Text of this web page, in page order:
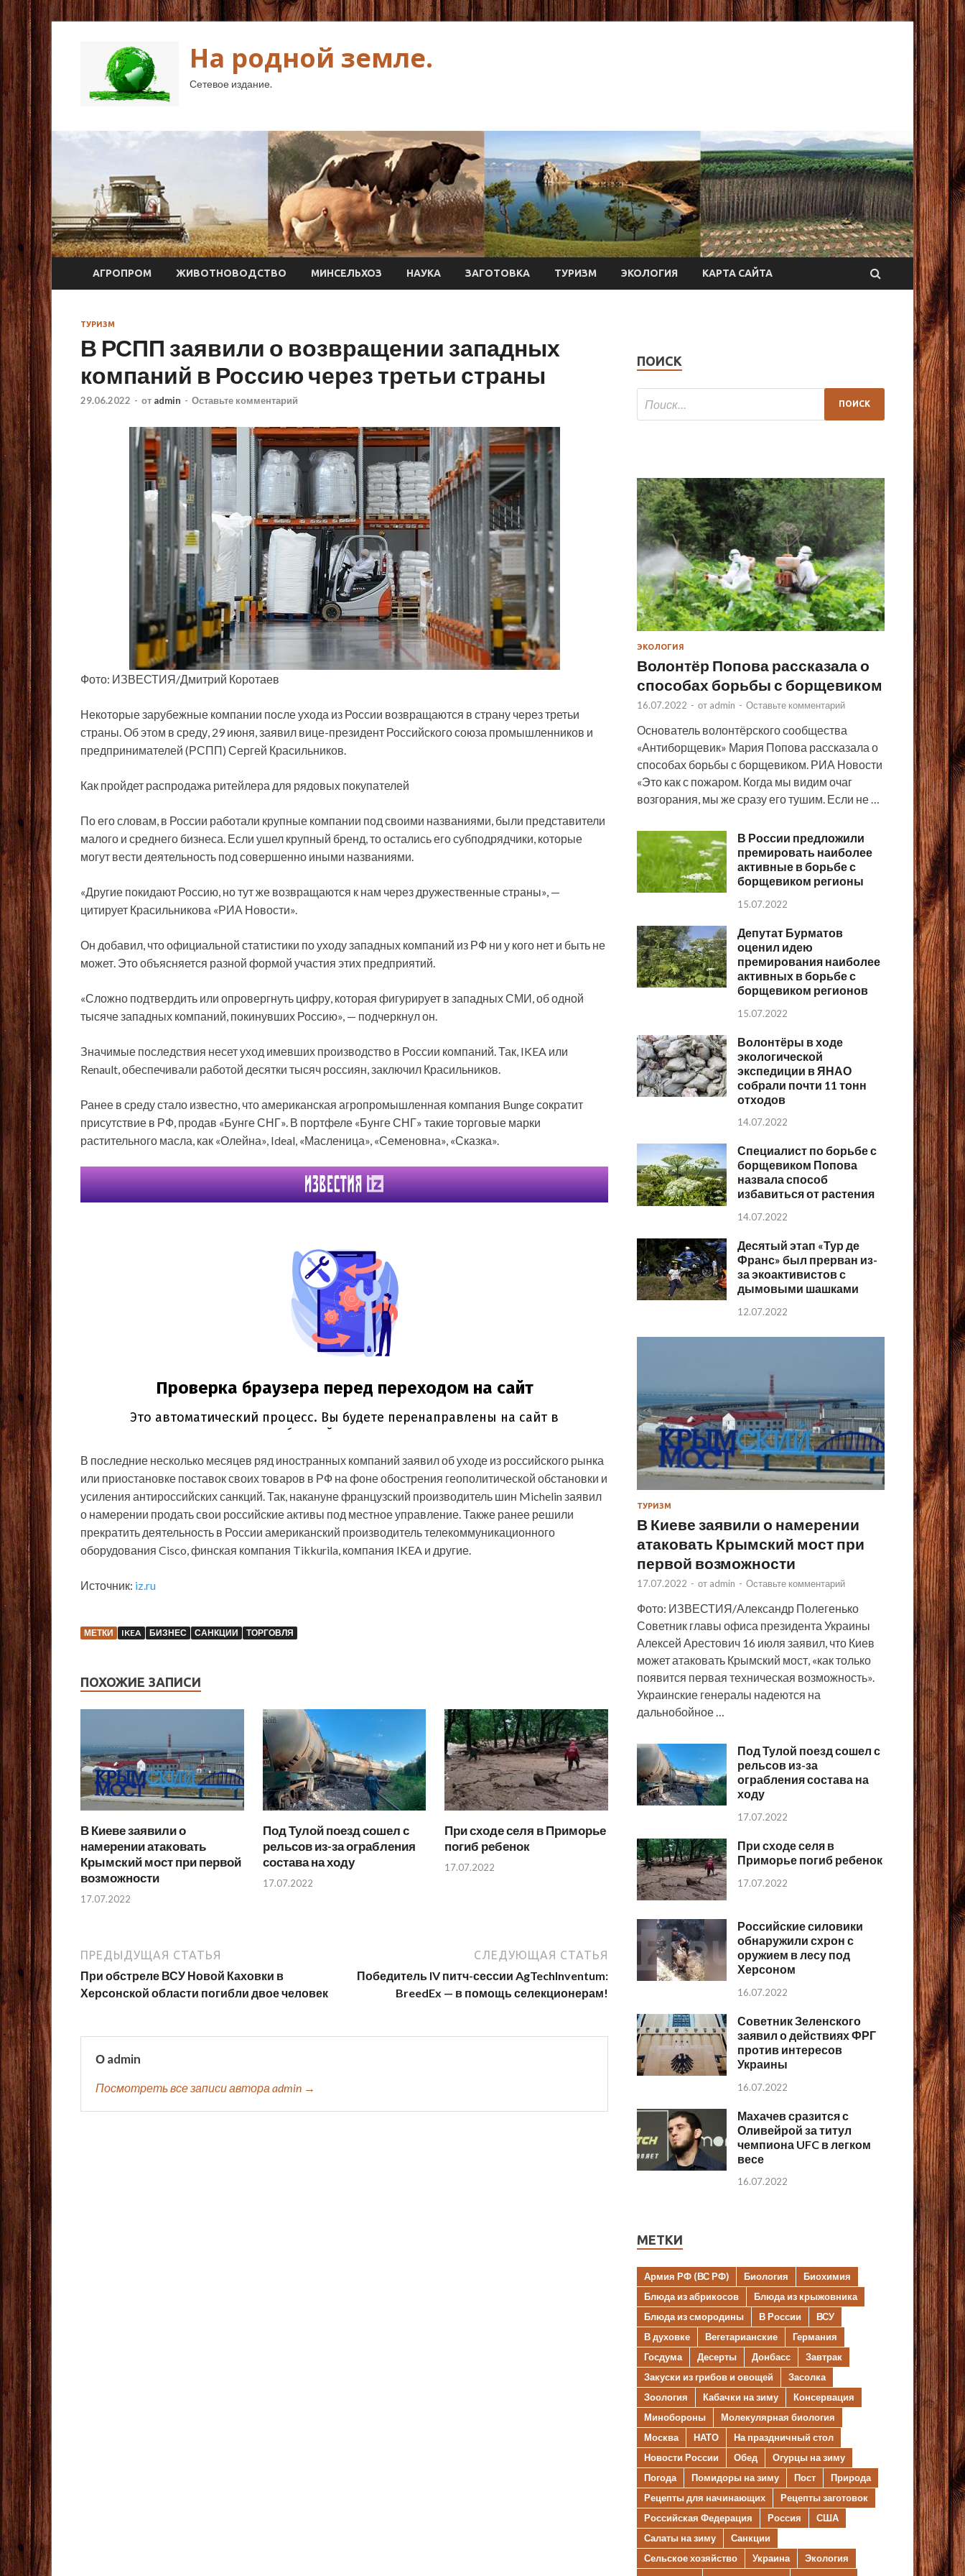
На родной земле.
Сетевое издание.
АГРОПРОМ ЖИВОТНОВОДСТВО МИНСЕЛЬХОЗ НАУКА ЗАГОТОВКА ТУРИЗМ ЭКОЛОГИЯ КАРТА САЙТА
ТУРИЗМ
В РСПП заявили о возвращении западных
компаний в Россию через третьи страны
29.06.2022 - от admin - Оставьте комментарий
Фото: ИЗВЕСТИЯ/Дмитрий Коротаев
Некоторые зарубежные компании после ухода из России возвращаются в страну через третьи
страны. Об этом в среду, 29 июня, заявил вице-президент Российского союза промышленников и
предпринимателей (РСПП) Сергей Красильников.
Как пройдет распродажа ритейлера для рядовых покупателей
По его словам, в России работали крупные компании под своими названиями, были представители
малого и среднего бизнеса. Если ушел крупный бренд, то остались его субподрядчики, которые
могут вести деятельность под совершенно иными названиями.
«Другие покидают Россию, но тут же возвращаются к нам через дружественные страны», —
цитирует Красильникова «РИА Новости».
Он добавил, что официальной статистики по уходу западных компаний из РФ ни у кого нет и быть не
может. Это объясняется разной формой участия этих предприятий.
«Сложно подтвердить или опровергнуть цифру, которая фигурирует в западных СМИ, об одной
тысяче западных компаний, покинувших Россию», — подчеркнул он.
Значимые последствия несет уход имевших производство в России компаний. Так, IKEA или
Renault, обеспечивали работой десятки тысяч россиян, заключил Красильников.
Ранее в среду стало известно, что американская агропромышленная компания Bunge сократит
присутствие в РФ, продав «Бунге СНГ». В портфеле «Бунге СНГ» такие торговые марки
растительного масла, как «Олейна», Ideal, «Масленица», «Семеновна», «Сказка».
В последние несколько месяцев ряд иностранных компаний заявил об уходе из российского рынка
или приостановке поставок своих товаров в РФ на фоне обострения геополитической обстановки и
усиления антироссийских санкций. Так, накануне французский производитель шин Michelin заявил
о намерении продать свои российские активы под местное управление. Также ранее решили
прекратить деятельность в России американский производитель телекоммуникационного
оборудования Cisco, финская компания Tikkurila, компания IKEA и другие.
Источник: iz.ru
МЕТКИ IKEA БИЗНЕС САНКЦИИ ТОРГОВЛЯ
ПОХОЖИЕ ЗАПИСИ
В Киеве заявили о
намерении атаковать
Крымский мост при первой
возможности
17.07.2022
Под Тулой поезд сошел с
рельсов из-за ограбления
состава на ходу
17.07.2022
При сходе селя в Приморье
погиб ребенок
17.07.2022
ПРЕДЫДУЩАЯ СТАТЬЯ
При обстреле ВСУ Новой Каховки в
Херсонской области погибли двое человек
СЛЕДУЮЩАЯ СТАТЬЯ
Победитель IV питч-сессии AgTechInventum:
BreedEx — в помощь селекционерам!
О admin
Посмотреть все записи автора admin →
ПОИСК
ЭКОЛОГИЯ
Волонтёр Попова рассказала о
способах борьбы с борщевиком
16.07.2022 - от admin - Оставьте комментарий
Основатель волонтёрского сообщества
«Антиборщевик» Мария Попова рассказала о
способах борьбы с борщевиком. РИА Новости
«Это как с пожаром. Когда мы видим очаг
возгорания, мы же сразу его тушим. Если не …
В России предложили
премировать наиболее
активные в борьбе с
борщевиком регионы
15.07.2022
Депутат Бурматов
оценил идею
премирования наиболее
активных в борьбе с
борщевиком регионов
15.07.2022
Волонтёры в ходе
экологической
экспедиции в ЯНАО
собрали почти 11 тонн
отходов
14.07.2022
Специалист по борьбе с
борщевиком Попова
назвала способ
избавиться от растения
14.07.2022
Десятый этап «Тур де
Франс» был прерван из-
за экоактивистов с
дымовыми шашками
12.07.2022
ТУРИЗМ
В Киеве заявили о намерении
атаковать Крымский мост при
первой возможности
17.07.2022 - от admin - Оставьте комментарий
Фото: ИЗВЕСТИЯ/Александр Полегенько
Советник главы офиса президента Украины
Алексей Арестович 16 июля заявил, что Киев
может атаковать Крымский мост, «как только
появится первая техническая возможность».
Украинские генералы надеются на
дальнобойное …
Под Тулой поезд сошел с
рельсов из-за
ограбления состава на
ходу
17.07.2022
При сходе селя в
Приморье погиб ребенок
17.07.2022
Российские силовики
обнаружили схрон с
оружием в лесу под
Херсоном
16.07.2022
Советник Зеленского
заявил о действиях ФРГ
против интересов
Украины
16.07.2022
Махачев сразится с
Оливейрой за титул
чемпиона UFC в легком
весе
16.07.2022
МЕТКИ
Армия РФ (ВС РФ) Биология
Биохимия
Блюда из абрикосов
Блюда из крыжовника
Блюда из смородины
В России
ВСУ
В духовке
Вегетарианские
Германия
Госдума
Десерты Донбасс
Завтрак
Закуски из грибов и овощей
Засолка
Зоология
Кабачки на зиму
Консервация
Минобороны
Молекулярная биология
Москва
НАТО
На праздничный стол
Новости России
Обед
Огурцы на зиму
Погода
Помидоры на зиму Пост
Природа
Рецепты для начинающих
Рецепты заготовок
Российская Федерация
Россия
США
Салаты на зиму
Санкции
Сельское хозяйство
Украина
Экология